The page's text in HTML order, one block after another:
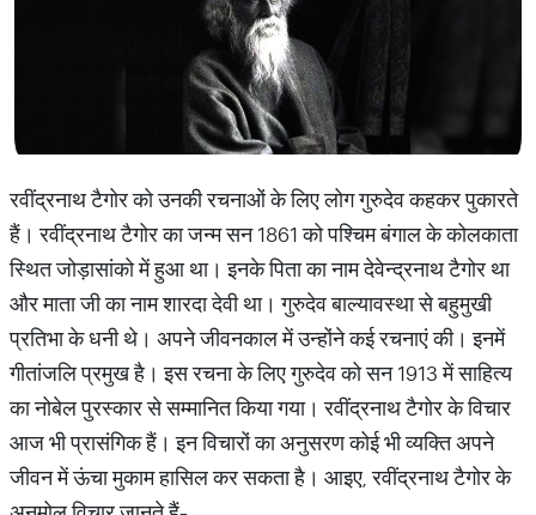
रवींद्रनाथ टैगोर को उनकी रचनाओं के लिए लोग गुरुदेव कहकर पुकारते
हैं। रवींद्रनाथ टैगोर का जन्म सन 1861 को पश्चिम बंगाल के कोलकाता
स्थित जोड़ासांको में हुआ था। इनके पिता का नाम देवेन्द्रनाथ टैगोर था
और माता जी का नाम शारदा देवी था। गुरुदेव बाल्यावस्था से बहुमुखी
प्रतिभा के धनी थे। अपने जीवनकाल में उन्होंने कई रचनाएं की। इनमें
गीतांजलि प्रमुख है। इस रचना के लिए गुरुदेव को सन 1913 में साहित्य
का नोबेल पुरस्कार से सम्मानित किया गया। रवींद्रनाथ टैगोर के विचार
आज भी प्रासंगिक हैं। इन विचारों का अनुसरण कोई भी व्यक्ति अपने
जीवन में ऊंचा मुकाम हासिल कर सकता है। आइए, रवींद्रनाथ टैगोर के